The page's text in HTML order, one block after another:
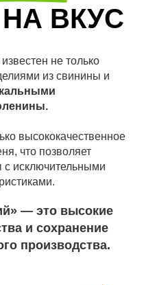
— это высокие
и сохранение
производства.
не только
из свинины и
высококачественное
что позволяет
с исключительными
ВКУС